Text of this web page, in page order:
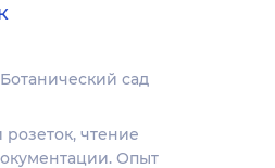
Ботанический сад
чтение
Опыт